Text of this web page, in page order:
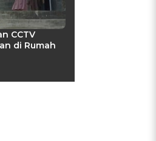
CCTV
di Rumah